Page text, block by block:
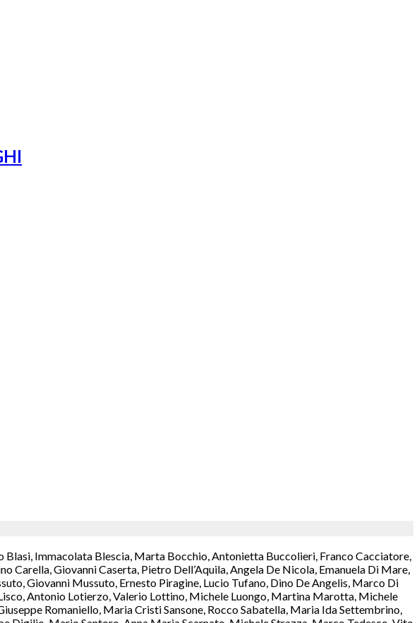
Immacolata Blescia, Marta Bocchio, Antonietta Buccolieri, Franco Cacciatore,
Giovanni Caserta, Pietro Dell’Aquila, Angela De Nicola, Emanuela Di Mare,
Giovanni Mussuto, Ernesto Piragine, Lucio Tufano, Dino De Angelis, Marco Di
Antonio Lotierzo, Valerio Lottino, Michele Luongo, Martina Marotta, Michele
Romaniello, Maria Cristi Sansone, Rocco Sabatella, Maria Ida Settembrino,